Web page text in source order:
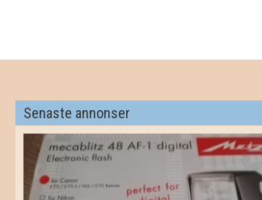
Senaste annonser